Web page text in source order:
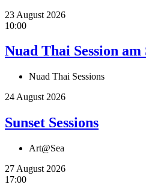
23 August 2026
10:00
Nuad Thai Session
Nuad Thai Sessions
24 August 2026
Sunset Sessions
Art@Sea
27 August 2026
17:00